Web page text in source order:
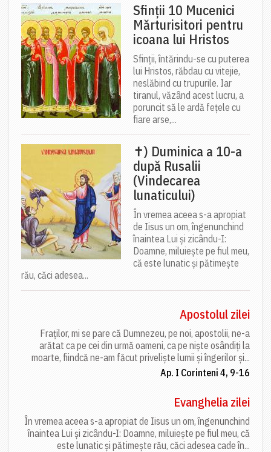
Sfinții 10 Mucenici
Mărturisitori pentru
icoana lui Hristos
Sfinții, întărindu-se cu puterea
lui Hristos, răbdau cu vitejie,
neslăbind cu trupurile. Iar
tiranul, văzând acest lucru, a
poruncit să le ardă fețele cu
fiare arse,...
✝) Duminica a 10-a
după Rusalii
(Vindecarea
lunaticului)
În vremea aceea s-a apropiat
de Iisus un om, îngenunchind
înaintea Lui și zicându-I:
Doamne, miluiește pe fiul meu,
că este lunatic și pătimește
rău, căci adesea...
Apostolul zilei
Fraților, mi se pare că Dumnezeu, pe noi, apostolii, ne-a
arătat ca pe cei din urmă oameni, ca pe niște osândiți la
moarte, fiindcă ne-am făcut priveliște lumii și îngerilor și...
Ap. I Corinteni 4, 9-16
Evanghelia zilei
În vremea aceea s-a apropiat de Iisus un om, îngenunchind
înaintea Lui și zicându-I: Doamne, miluiește pe fiul meu, că
este lunatic și pătimește rău, căci adesea cade în...